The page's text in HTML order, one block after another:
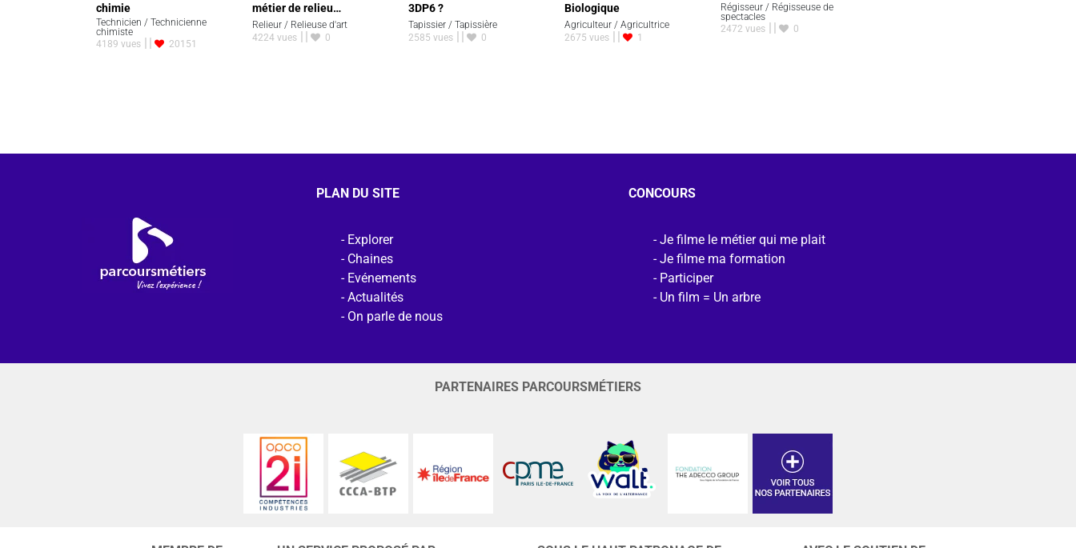
chimie
Technicien / Technicienne
chimiste
4189 vues
20151
métier de relieu…
Relieur / Relieuse d'art
4224 vues
0
3DP6 ?
Tapissier / Tapissière
2585 vues
0
Biologique
Agriculteur / Agricultrice
2675 vues
1
Régisseur / Régisseuse de
spectacles
2472 vues
0
PLAN DU SITE
Explorer
Chaines
Evénements
Actualités
On parle de nous
CONCOURS
Je filme le métier qui me plait
Je filme ma formation
Participer
Un film = Un arbre
PARTENAIRES PARCOURSMÉTIERS